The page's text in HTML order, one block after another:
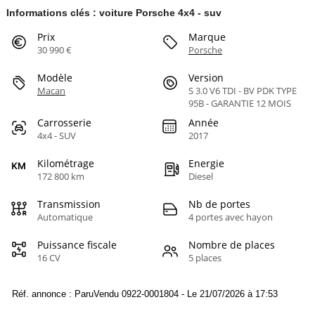
Informations clés : voiture Porsche 4x4 - suv
Prix
30 990 €
Marque
Porsche
Modèle
Macan
Version
S 3.0 V6 TDI - BV PDK TYPE
95B - GARANTIE 12 MOIS
Carrosserie
4x4 - SUV
Année
2017
Kilométrage
172 800 km
Energie
Diesel
Transmission
Automatique
Nb de portes
4 portes avec hayon
Puissance fiscale
16 CV
Nombre de places
5 places
Réf. annonce : ParuVendu 0922-0001804 - Le 21/07/2026 à 17:53